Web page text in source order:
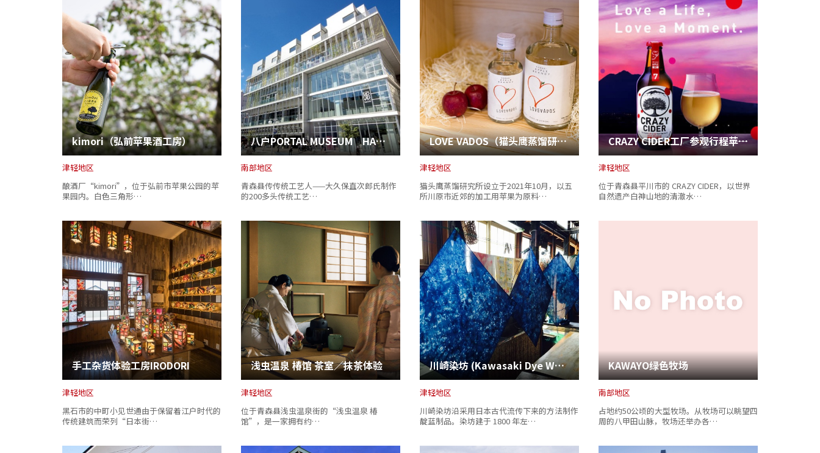
kimori（弘前苹果酒工房）
津轻地区
酿酒厂“kimori”，位于弘前市苹果公园的苹
果园内。白色三角形…
八户PORTAL MUSEUM HACCHI
南部地区
青森县传传统工艺人——大久保直次郎氏制作
的200多头传统工艺…
LOVE VADOS（猫头鹰蒸馏研究所）
津轻地区
猫头鹰蒸馏研究所设立于2021年10月，以五
所川原市近郊的加工用苹果为原料…
CRAZY CIDER工厂参观行程――苹果酒酿造奥秘
津轻地区
位于青森县平川市的 CRAZY CIDER，以世界
自然遗产白神山地的清澈水…
手工杂货体验工房IRODORI
津轻地区
黑石市的中町小见世通由于保留着江户时代的
传统建筑而荣列“日本街…
浅虫温泉 椿馆 茶室／抹茶体验
津轻地区
位于青森县浅虫温泉街的“浅虫温泉 椿
馆”，是一家拥有约…
川崎染坊 (Kawasaki Dye Works)
津轻地区
川崎染坊沿采用日本古代流传下来的方法制作
靛蓝制品。染坊建于 1800 年左…
KAWAYO绿色牧场
南部地区
占地约50公顷的大型牧场。从牧场可以眺望四
周的八甲田山脉，牧场还举办各…
复制链接